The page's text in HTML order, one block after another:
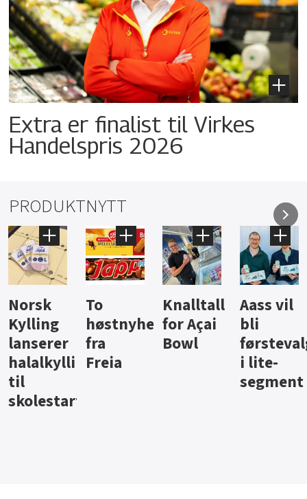
Extra er finalist til Virkes
Handelspris 2026
PRODUKTNYTT
Knalltall
for Açai
Bowl
Aass vil
bli
førstevalg
i lite-
Brus og
jus fra
Berentsen
Hard
iste fra
Hansa